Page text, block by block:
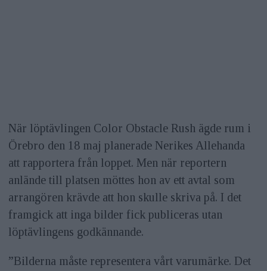
När löptävlingen Color Obstacle Rush ägde rum i
Örebro den 18 maj planerade Nerikes Allehanda
att rapportera från loppet. Men när reportern
anlände till platsen möttes hon av ett avtal som
arrangören krävde att hon skulle skriva på. I det
framgick att inga bilder fick publiceras utan
löptävlingens godkännande.
”Bilderna måste representera vårt varumärke. Det